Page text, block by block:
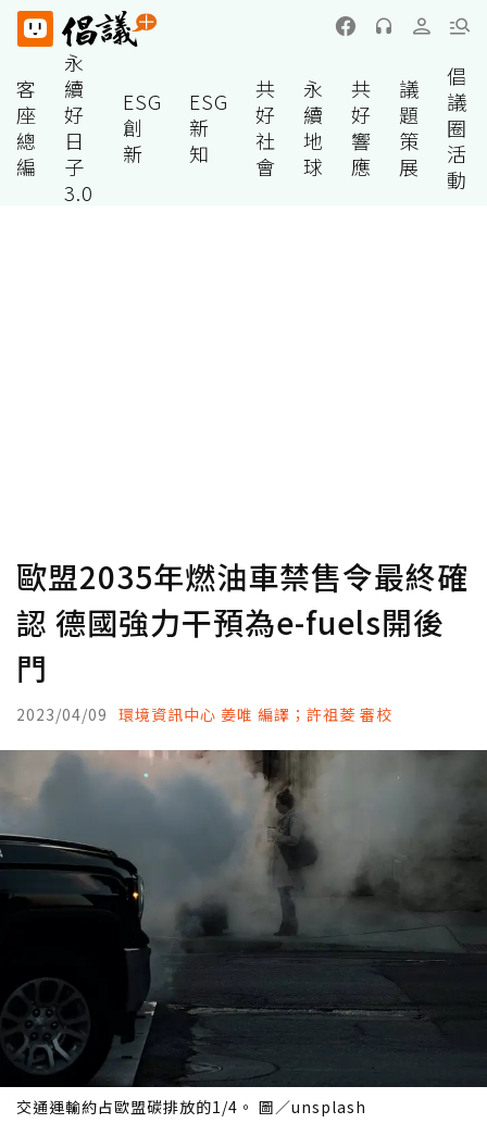
客
座
總
編
永
續
好
日
子
3.0
ESG
創
新
ESG
新
知
共
好
社
會
永
續
地
球
共
好
響
應
議
題
策
展
倡
議
圈
活
動
歐盟2035年燃油車禁售令最終確
認 德國強力干預為e-fuels開後
門
2023/04/09 環境資訊中心 姜唯 編譯；許祖菱 審校
交通運輸約占歐盟碳排放的1/4。 圖／unsplash